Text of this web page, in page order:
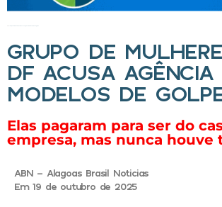
GRUPO DE
DF ACUSA AGÊNCIA
MODELOS DE
Elas pagaram para ser do
empresa, mas nunca houve
ABN - Alagoas Brasil Noticias
Em 19 de outubro de 2025